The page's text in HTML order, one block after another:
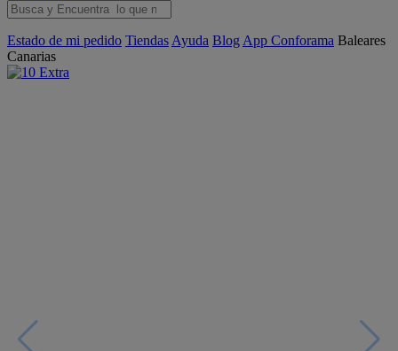
Estado de mi pedido Tiendas Ayuda Blog App Conforama Baleares
Canarias